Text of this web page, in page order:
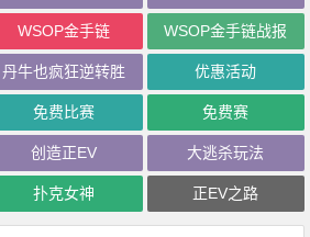
WSOP金手链 WSOP金手链战报
丹牛也疯狂逆转胜 优惠活动
免费比赛 免费赛
创造正EV 大逃杀玩法
扑克女神 正EV之路